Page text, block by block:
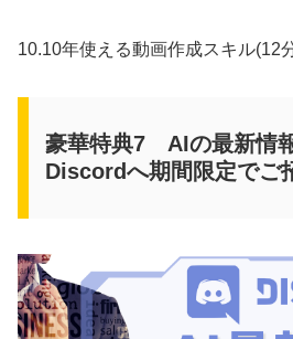
10.10年使える動画作成スキル(12
豪華特典7 AIの最新情
Discordへ期間限定でご